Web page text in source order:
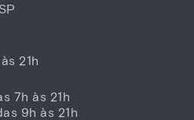
21h
7h às 21h
9h às 21h